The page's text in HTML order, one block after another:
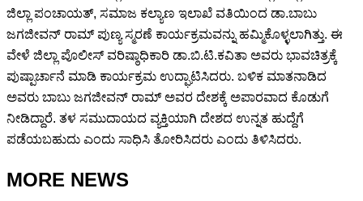
ಜಿಲ್ಲಾ ಪಂಚಾಯತ್, ಸಮಾಜ ಕಲ್ಯಾಣ ಇಲಾಖೆ ವತಿಯಿಂದ ಡಾ.ಬಾಬು
ಜಗಜೀವನ್ ರಾಮ್ ಪುಣ್ಯ ಸ್ಮರಣೆ ಕಾರ್ಯಕ್ರಮವನ್ನು ಹಮ್ಮಿಕೊಳ್ಳಲಾಗಿತ್ತು. ಈ
ವೇಳೆ ಜಿಲ್ಲಾ ಪೊಲೀಸ್ ವರಿಷ್ಠಾಧಿಕಾರಿ ಡಾ.ಬಿ.ಟಿ.ಕವಿತಾ ಅವರು ಭಾವಚಿತ್ರಕ್ಕೆ
ಪುಷ್ಪಾರ್ಚಾನೆ ಮಾಡಿ ಕಾರ್ಯಕ್ರಮ ಉದ್ಘಾಟಿಸಿದರು. ಬಳಿಕ ಮಾತನಾಡಿದ
ಅವರು ಬಾಬು ಜಗಜೀವನ್ ರಾಮ್ ಅವರ ದೇಶಕ್ಕೆ ಅಪಾರವಾದ ಕೊಡುಗೆ
ನೀಡಿದ್ದಾರೆ. ತಳ ಸಮುದಾಯದ ವ್ಯಕ್ತಿಯಾಗಿ ದೇಶದ ಉನ್ನತ ಹುದ್ದೆಗೆ
ಪಡೆಯಬಹುದು ಎಂದು ಸಾಧಿಸಿ ತೋರಿಸಿದರು ಎಂದು ತಿಳಿಸಿದರು.
MORE NEWS